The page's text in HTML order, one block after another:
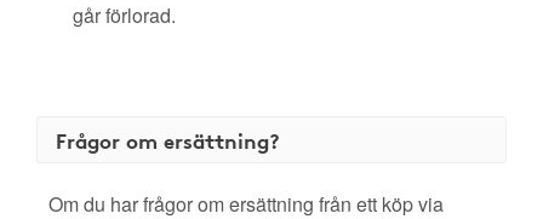
går förlorad.
Frågor om ersättning?
Om du har frågor om ersättning från ett köp via